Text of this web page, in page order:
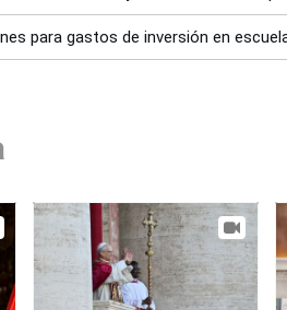
para gastos de inversión en